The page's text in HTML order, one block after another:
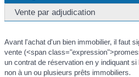
Vente par adjudication
Avant l'achat d'un bien immobilier, il faut
vente (<span
un contrat de réservation en y indiquant
non à un ou plusieurs prêts immobiliers.